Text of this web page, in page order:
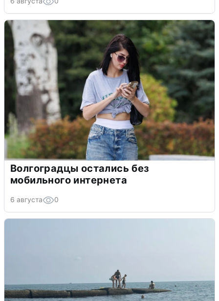
Волгоградцы остались без
мобильного интернета
6 августа 0